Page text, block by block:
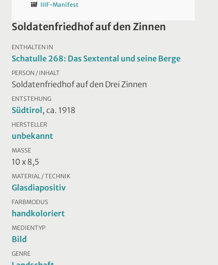
IIIF-Manifest
Soldatenfriedhof auf den Zinnen
ENTHALTEN IN
Schatulle 268: Das Sextental und seine Berge
PERSON / INHALT
Soldatenfriedhof auf den Drei Zinnen
ENTSTEHUNG
Südtirol, ca. 1918
HERSTELLER
unbekannt
MASSE
10 x 8,5
MATERIAL / TECHNIK
Glasdiapositiv
FARBMODUS
handkoloriert
MEDIENTYP
Bild
GENRE